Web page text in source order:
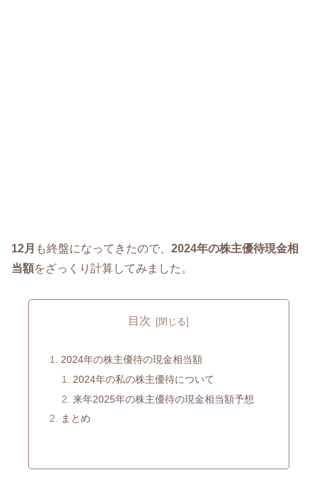
12月 も終盤になってきたので、 2024年の株主優待現金相
当額をざっくり計算してみました。
目次
2024年の株主優待の現金相当額
2024年の私の株主優待について
来年2025年の株主優待の現金相当額予想
まとめ